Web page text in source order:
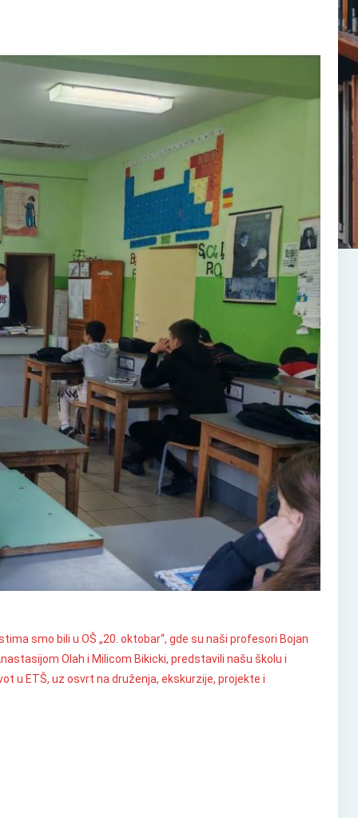
smo bili u OŠ „20. oktobar“, gde su naši profesori Bojan
Olah i Milicom Bikicki, predstavili našu školu i
u ETŠ, uz osvrt na druženja, ekskurzije, projekte i